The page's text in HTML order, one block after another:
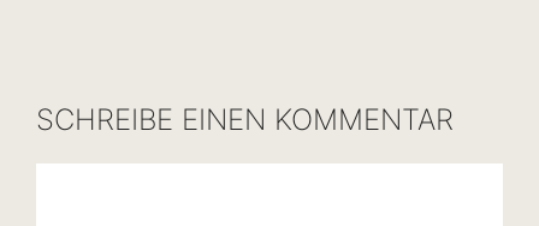
SCHREIBE EINEN KOMMENTAR